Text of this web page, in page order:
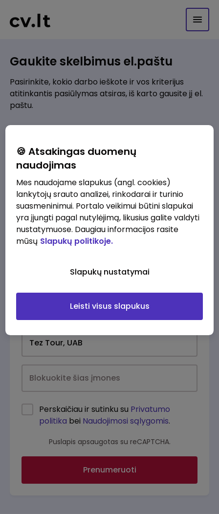
Gaukite skelbimus el.paštu
Pasirinkite, kokio darbo ieškote ir vos kriterijus
atitinkantis pasiūlymas atsiras, iš karto gausite jį el.
paštu.
Pridėti naują
Kokios srities darbo pasiūlymai jus domina?
Pridėti naują
Perskaičiau ir sutinku su Privatumo
politika bei Naudojimosi sąlygomis.
Puslapis apsaugotas su reCAPTCHA.
Prenumeruoti
🍪 Atsakingas duomenų
naudojimas
Mes naudojame slapukus (angl. cookies)
lankytojų srauto analizei, rinkodarai ir turinio
suasmeninimui. Portalo veikimui būtini slapukai
yra įjungti pagal nutylėjimą, likusius galite valdyti
nustatymuose. Daugiau informacijos rasite
mūsų Slapukų politikoje.
Slapukų nustatymai
Leisti visus slapukus